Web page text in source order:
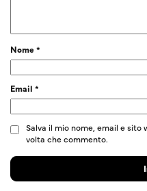
Nome*
Email *
Salva il mio nome, email e
volta che commento.